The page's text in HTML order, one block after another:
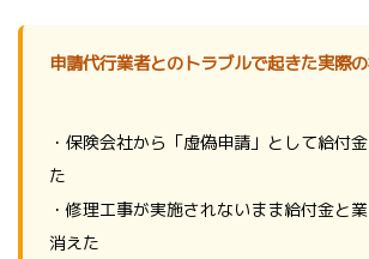
申請代行業者とのトラブルで起きた実際
・保険会社から「虚偽申請」として給付
た
・修理工事が実施されないまま給付金と
消えた